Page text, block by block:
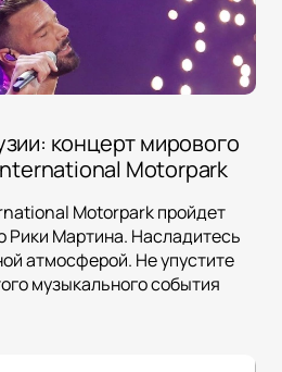
концерт мирового
Motorpark
Motorpark пройдет
Рики Мартина. Насладитесь
атмосферой. Не упустите
музыкального события